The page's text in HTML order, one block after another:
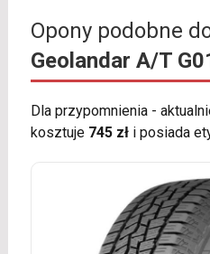
Opony podobne
Geolandar A/T
Dla przypomnienia -
kosztuje 745 złi posiada